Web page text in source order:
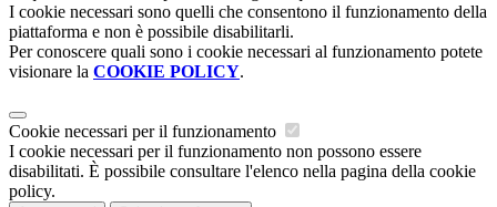
I cookie necessari sono quelli che consentono il funzionamento della
piattaforma e non è possibile disabilitarli.
Per conoscere quali sono i cookie necessari al funzionamento potete
visionare la COOKIE POLICY.
Cookie necessari per il funzionamento
I cookie necessari per il funzionamento non possono essere
disabilitati. È possibile consultare l'elenco nella pagina della cookie
policy.